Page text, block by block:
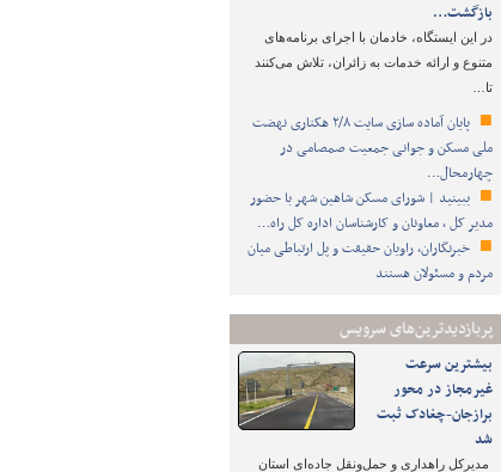
بازگشت…
️در این ایستگاه، خادمان با اجرای برنامه‌های
متنوع و ارائه خدمات به زائران، تلاش می‌کنند
تا…
پایان آماده‌ سازی سایت ۲/۸ هکتاری نهضت
ملی مسکن و جوانی جمعیت صمصامی در
چهارمحال…
ببینید | شورای مسکن شاهین شهر با حضور
مدیر کل ، معاونان و کارشناسان اداره کل راه…
خبرنگاران، راویان حقیقت و پل ارتباطی میان
مردم و مسئولان هستند
پربازدیدترین‌های سرویس
بیشترین سرعت
غیرمجاز در محور
برازجان-چغادک ثبت
شد
مدیرکل راهداری و حمل‌ونقل جاده‌ای استان